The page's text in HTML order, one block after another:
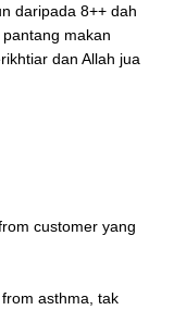
daripada 8++ dah
makan
dan Allah jua
customer yang
asthma, tak